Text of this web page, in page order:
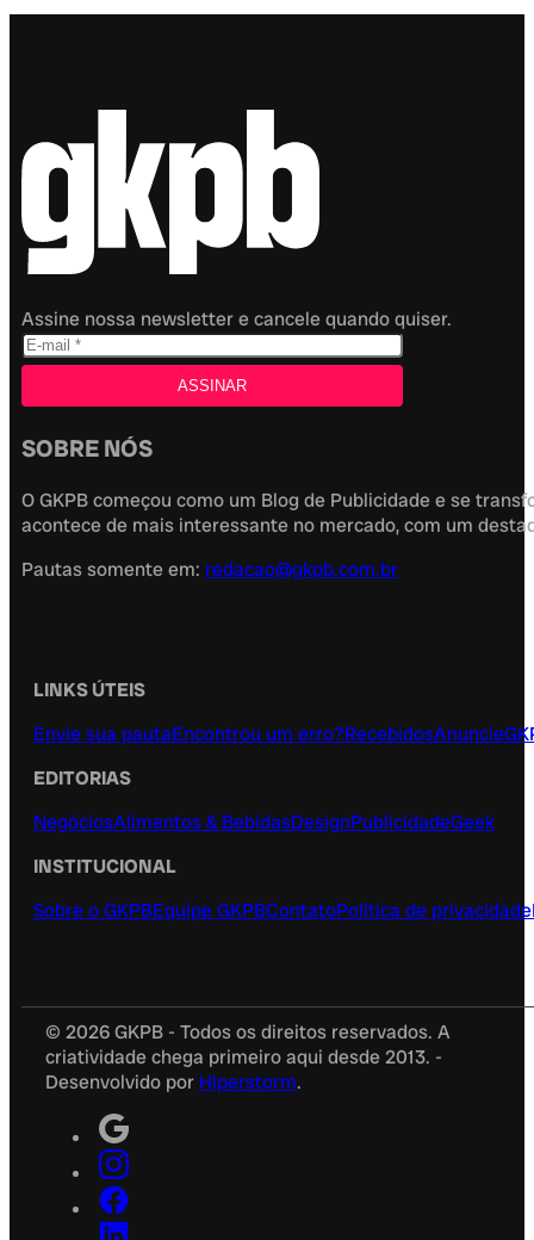
Assine nossa newsletter e cancele quando quiser.
SOBRE NÓS
O GKPB começou como um Blog de Publicidade e se
acontece de mais interessante no mercado, com um
Pautas somente em: redacao@gkpb.com.br
LINKS ÚTEIS
Envie sua pautaEncontrou um erro?RecebidosAnuncie
EDITORIAS
NegóciosAlimentos & BebidasDesignPublicidadeGeek
INSTITUCIONAL
Sobre o GKPBEquipe GKPBContatoPolítica de privacidade
© 2026 GKPB - Todos os direitos reservados. A
criatividade chega primeiro aqui desde 2013. -
Desenvolvido por Hiperstorm.